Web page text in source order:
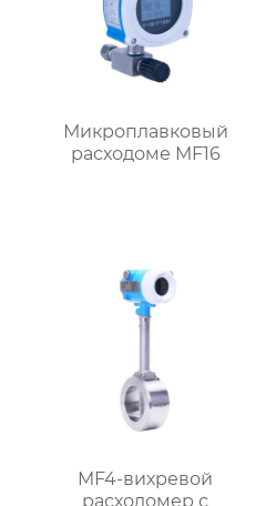
Микроплавковый
расходоме MF16
MF4-вихревой
расходомер с